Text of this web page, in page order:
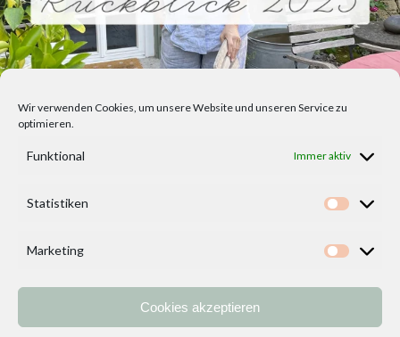
Wir verwenden Cookies, um unsere Website und unseren Service zu
optimieren.
Funktional Immer aktiv
Statistiken
Marketing
Cookies akzeptieren